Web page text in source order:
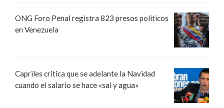
ONG Foro Penal registra 823 presos políticos
en Venezuela
Capriles critica que se adelante la Navidad
cuando el salario se hace «sal y agua»